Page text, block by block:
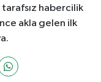
tarafsız habercilik
akla gelen ilk